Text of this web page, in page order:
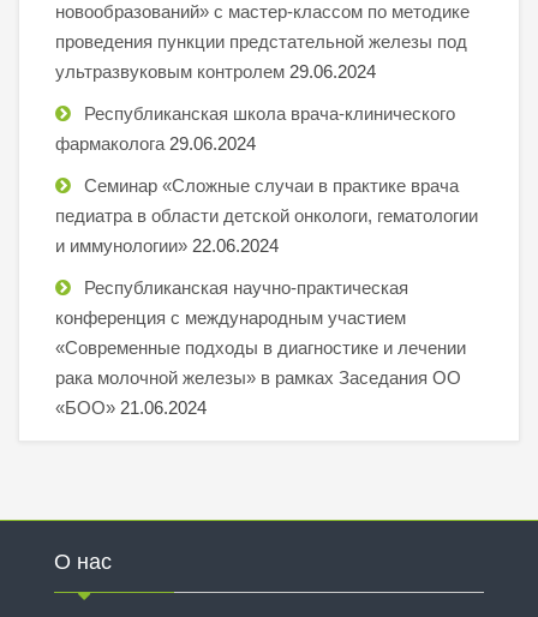
новообразований» с мастер-классом по методике
проведения пункции предстательной железы под
ультразвуковым контролем 29.06.2024
Республиканская школа врача-клинического
фармаколога 29.06.2024
Семинар «Сложные случаи в практике врача
педиатра в области детской онкологи, гематологии
и иммунологии» 22.06.2024
Республиканская научно-практическая
конференция с международным участием
«Современные подходы в диагностике и лечении
рака молочной железы» в рамках Заседания ОО
«БОО» 21.06.2024
О нас